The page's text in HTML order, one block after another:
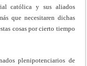
católica y sus aliados
que necesitaren dichas
cosas por cierto tiempo
plenipotenciarios de